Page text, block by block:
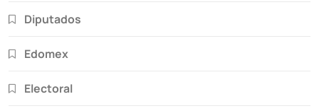
Diputados
Edomex
Electoral